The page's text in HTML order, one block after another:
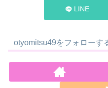
LINE
otyomitsu49をフォローす